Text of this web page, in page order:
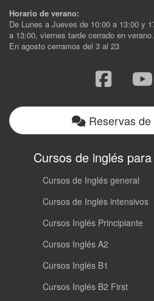
Horario de verano:
De Lunes a Jueves de 10:00 a 13:00 y
a 13:00, viernes tarde cerrado en verano.
En agosto cerramos del 3 al 23
Reservas de
Cursos de inglés
Cursos de Inglés general
Cursos de Inglés intensivos
Cursos Inglés Principiante
Cursos Inglés A2
Cursos Inglés B1
Cursos Inglés B2 First